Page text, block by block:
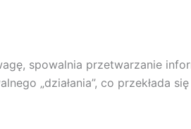
spowalnia przetwarzanie
„działania”, co przekłada